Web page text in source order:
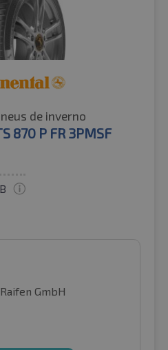
de inverno
870 P FR 3PMSF
GmbH